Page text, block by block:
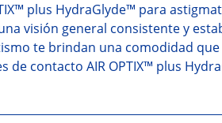
plus HydraGlyde™ para
visión general consistente y
te brindan una comodidad
contacto AIR OPTIX™ plus